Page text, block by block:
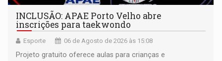
INCLUSÃO: APAE Porto Velho abre
inscrições para taekwondo
Esporte 06 de Agosto de 2026 às 15:08
Projeto gratuito oferece aulas para crianças e